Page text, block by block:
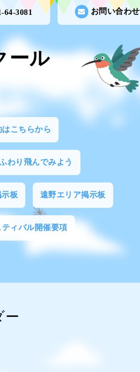
お問い合わせ
64-3081
ール
こちらから
わり飛んでみよう
板 遠野エリア掲示板
ィバル開催要項
ー